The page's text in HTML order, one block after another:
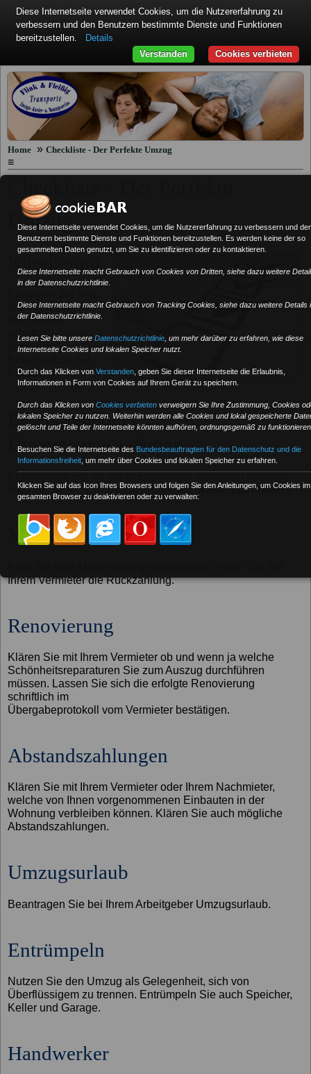
Home »Checkliste - Der Perfekte Umzug
≡
Umzug
alte Wohnung
fristgerecht
schriftlich (am
besten per
Rückschein).
Eigenregie oder
Umzugsunternehmen
oder ob Sie ein Umzugsunternehmen beauftragen wollen.
Mietkaution
Ihrem Vermieter die Rückzahlung.
Renovierung
Klären Sie mit Ihrem Vermieter ob und wenn ja welche
Schönheitsreparaturen Sie zum Auszug durchführen
müssen. Lassen Sie sich die erfolgte Renovierung
schriftlich im
Übergabeprotokoll vom Vermieter bestätigen.
Abstandszahlungen
Klären Sie mit Ihrem Vermieter oder Ihrem Nachmieter,
welche von Ihnen vorgenommenen Einbauten in der
Wohnung verbleiben können. Klären Sie auch mögliche
Abstandszahlungen.
Umzugsurlaub
Beantragen Sie bei Ihrem Arbeitgeber Umzugsurlaub.
Entrümpeln
Nutzen Sie den Umzug als Gelegenheit, sich von
Überflüssigem zu trennen. Entrümpeln Sie auch Speicher,
Keller und Garage.
Handwerker
Diese Internetseite verwendet Cookies, um die Nutzererfahrung zu verbessern und
Benutzern bestimmte Dienste und Funktionen bereitzustellen. Es werden keine der so
gesammelten Daten genutzt, um Sie zu identifizieren oder zu kontaktieren.
Diese Internetseite macht Gebrauch von Cookies von Dritten, siehe dazu weitere
in der Datenschutzrichtlinie.
Diese Internetseite macht Gebrauch von Tracking Cookies, siehe dazu weitere Details
der Datenschutzrichtlinie.
Lesen Sie bitte unsere Datenschutzrichtlinie , um mehr darüber zu erfahren, wie diese
Internetseite Cookies und lokalen Speicher nutzt.
Durch das Klicken von Verstanden geben Sie dieser Internetseite die Erlaubnis,
Informationen in Form von Cookies auf Ihrem Gerät zu speichern.
Durch das Klicken von Cookies verbieten verweigern Sie Ihre Zustimmung, Cookies
lokalen Speicher zu nutzen. Weiterhin werden alle Cookies und lokal gespeicherte
gelöscht und Teile der Internetseite könnten aufhören, ordnungsgemäß zu
Besuchen Sie die Internetseite des Bundesbeauftragten für den Datenschutz und die
Informationsfreiheit , um mehr über Cookies und lokalen Speicher zu erfahren.
Klicken Sie auf das Icon Ihres Browsers und folgen Sie den Anleitungen, um Cookies im
gesamten Browser zu deaktivieren oder zu verwalten:
Diese Internetseite verwendet Cookies, um die Nutzererfahrung zu
verbessern und den Benutzern bestimmte Dienste und Funktionen
bereitzustellen.
Details
Cookies verbieten
Verstanden